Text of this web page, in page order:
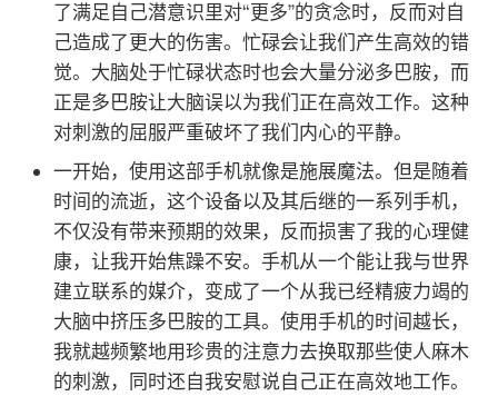
了满足自己潜意识里对“更多”的贪念时，反而对自
己造成了更大的伤害。忙碌会让我们产生高效的错
觉。大脑处于忙碌状态时也会大量分泌多巴胺，而
正是多巴胺让大脑误以为我们正在高效工作。这种
对刺激的屈服严重破坏了我们内心的平静。
一开始，使用这部手机就像是施展魔法。但是随着
时间的流逝，这个设备以及其后继的一系列手机，
不仅没有带来预期的效果，反而损害了我的心理健
康，让我开始焦躁不安。手机从一个能让我与世界
建立联系的媒介，变成了一个从我已经精疲力竭的
大脑中挤压多巴胺的工具。使用手机的时间越长，
我就越频繁地用珍贵的注意力去换取那些使人麻木
的刺激，同时还自我安慰说自己正在高效地工作。